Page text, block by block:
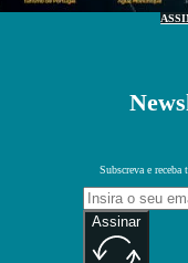
Subscreva e receba
Assinar